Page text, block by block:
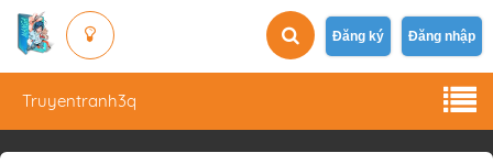
Đăng ký Đăng nhập
Truyentranh3q